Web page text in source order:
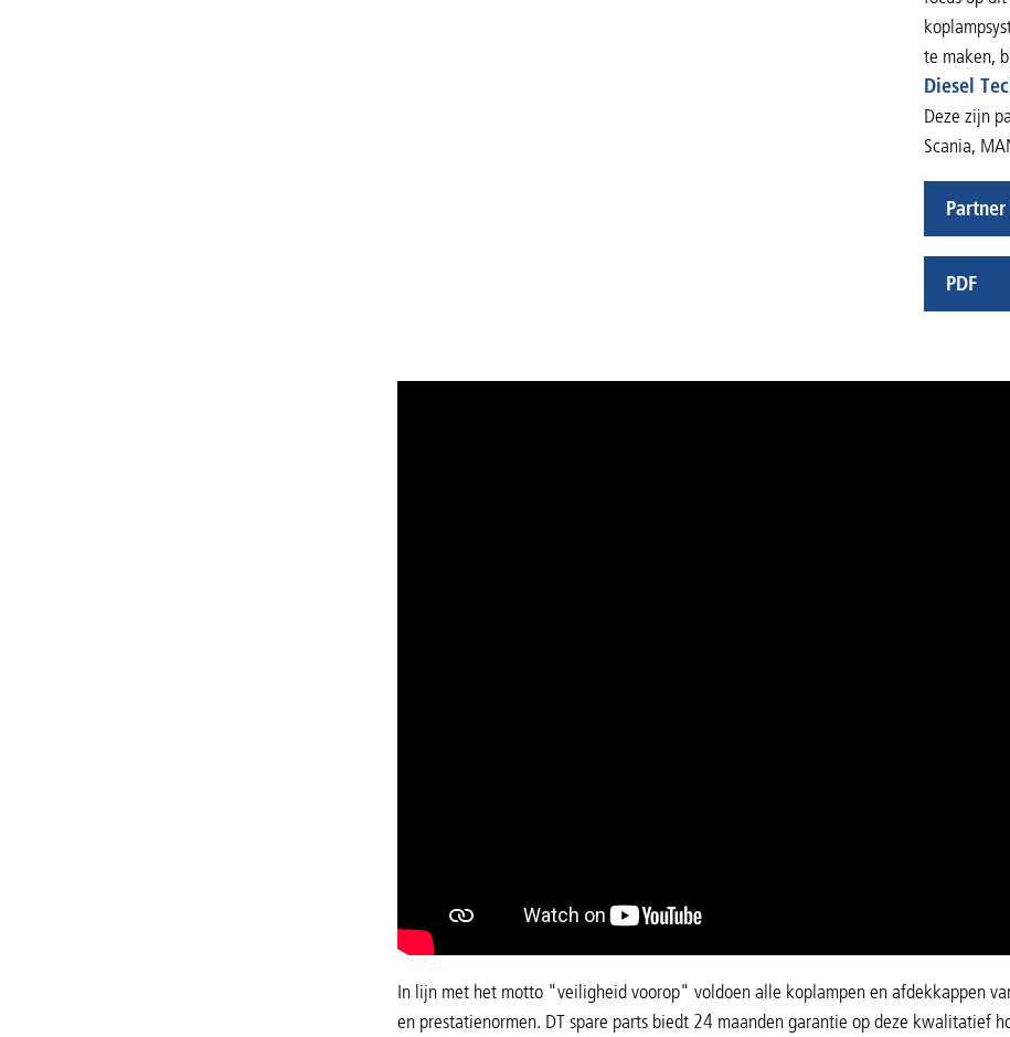
te maken,
Diesel
Deze zijn
Scania,
Partner
PDF
In lijn met het motto "veiligheid voorop" voldoen alle koplampen en afdekkappen
en prestatienormen. DT spare parts biedt 24 maanden garantie op deze kwalitatief